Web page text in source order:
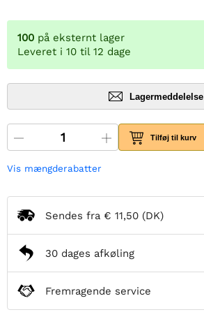
100 på eksternt lager
Leveret i 10 til 12 dage
Lagermeddelelse
Tilføj til kurv
Vis mængderabatter
Sendes fra € 11,50 (DK)
30 dages afkøling
Fremragende service